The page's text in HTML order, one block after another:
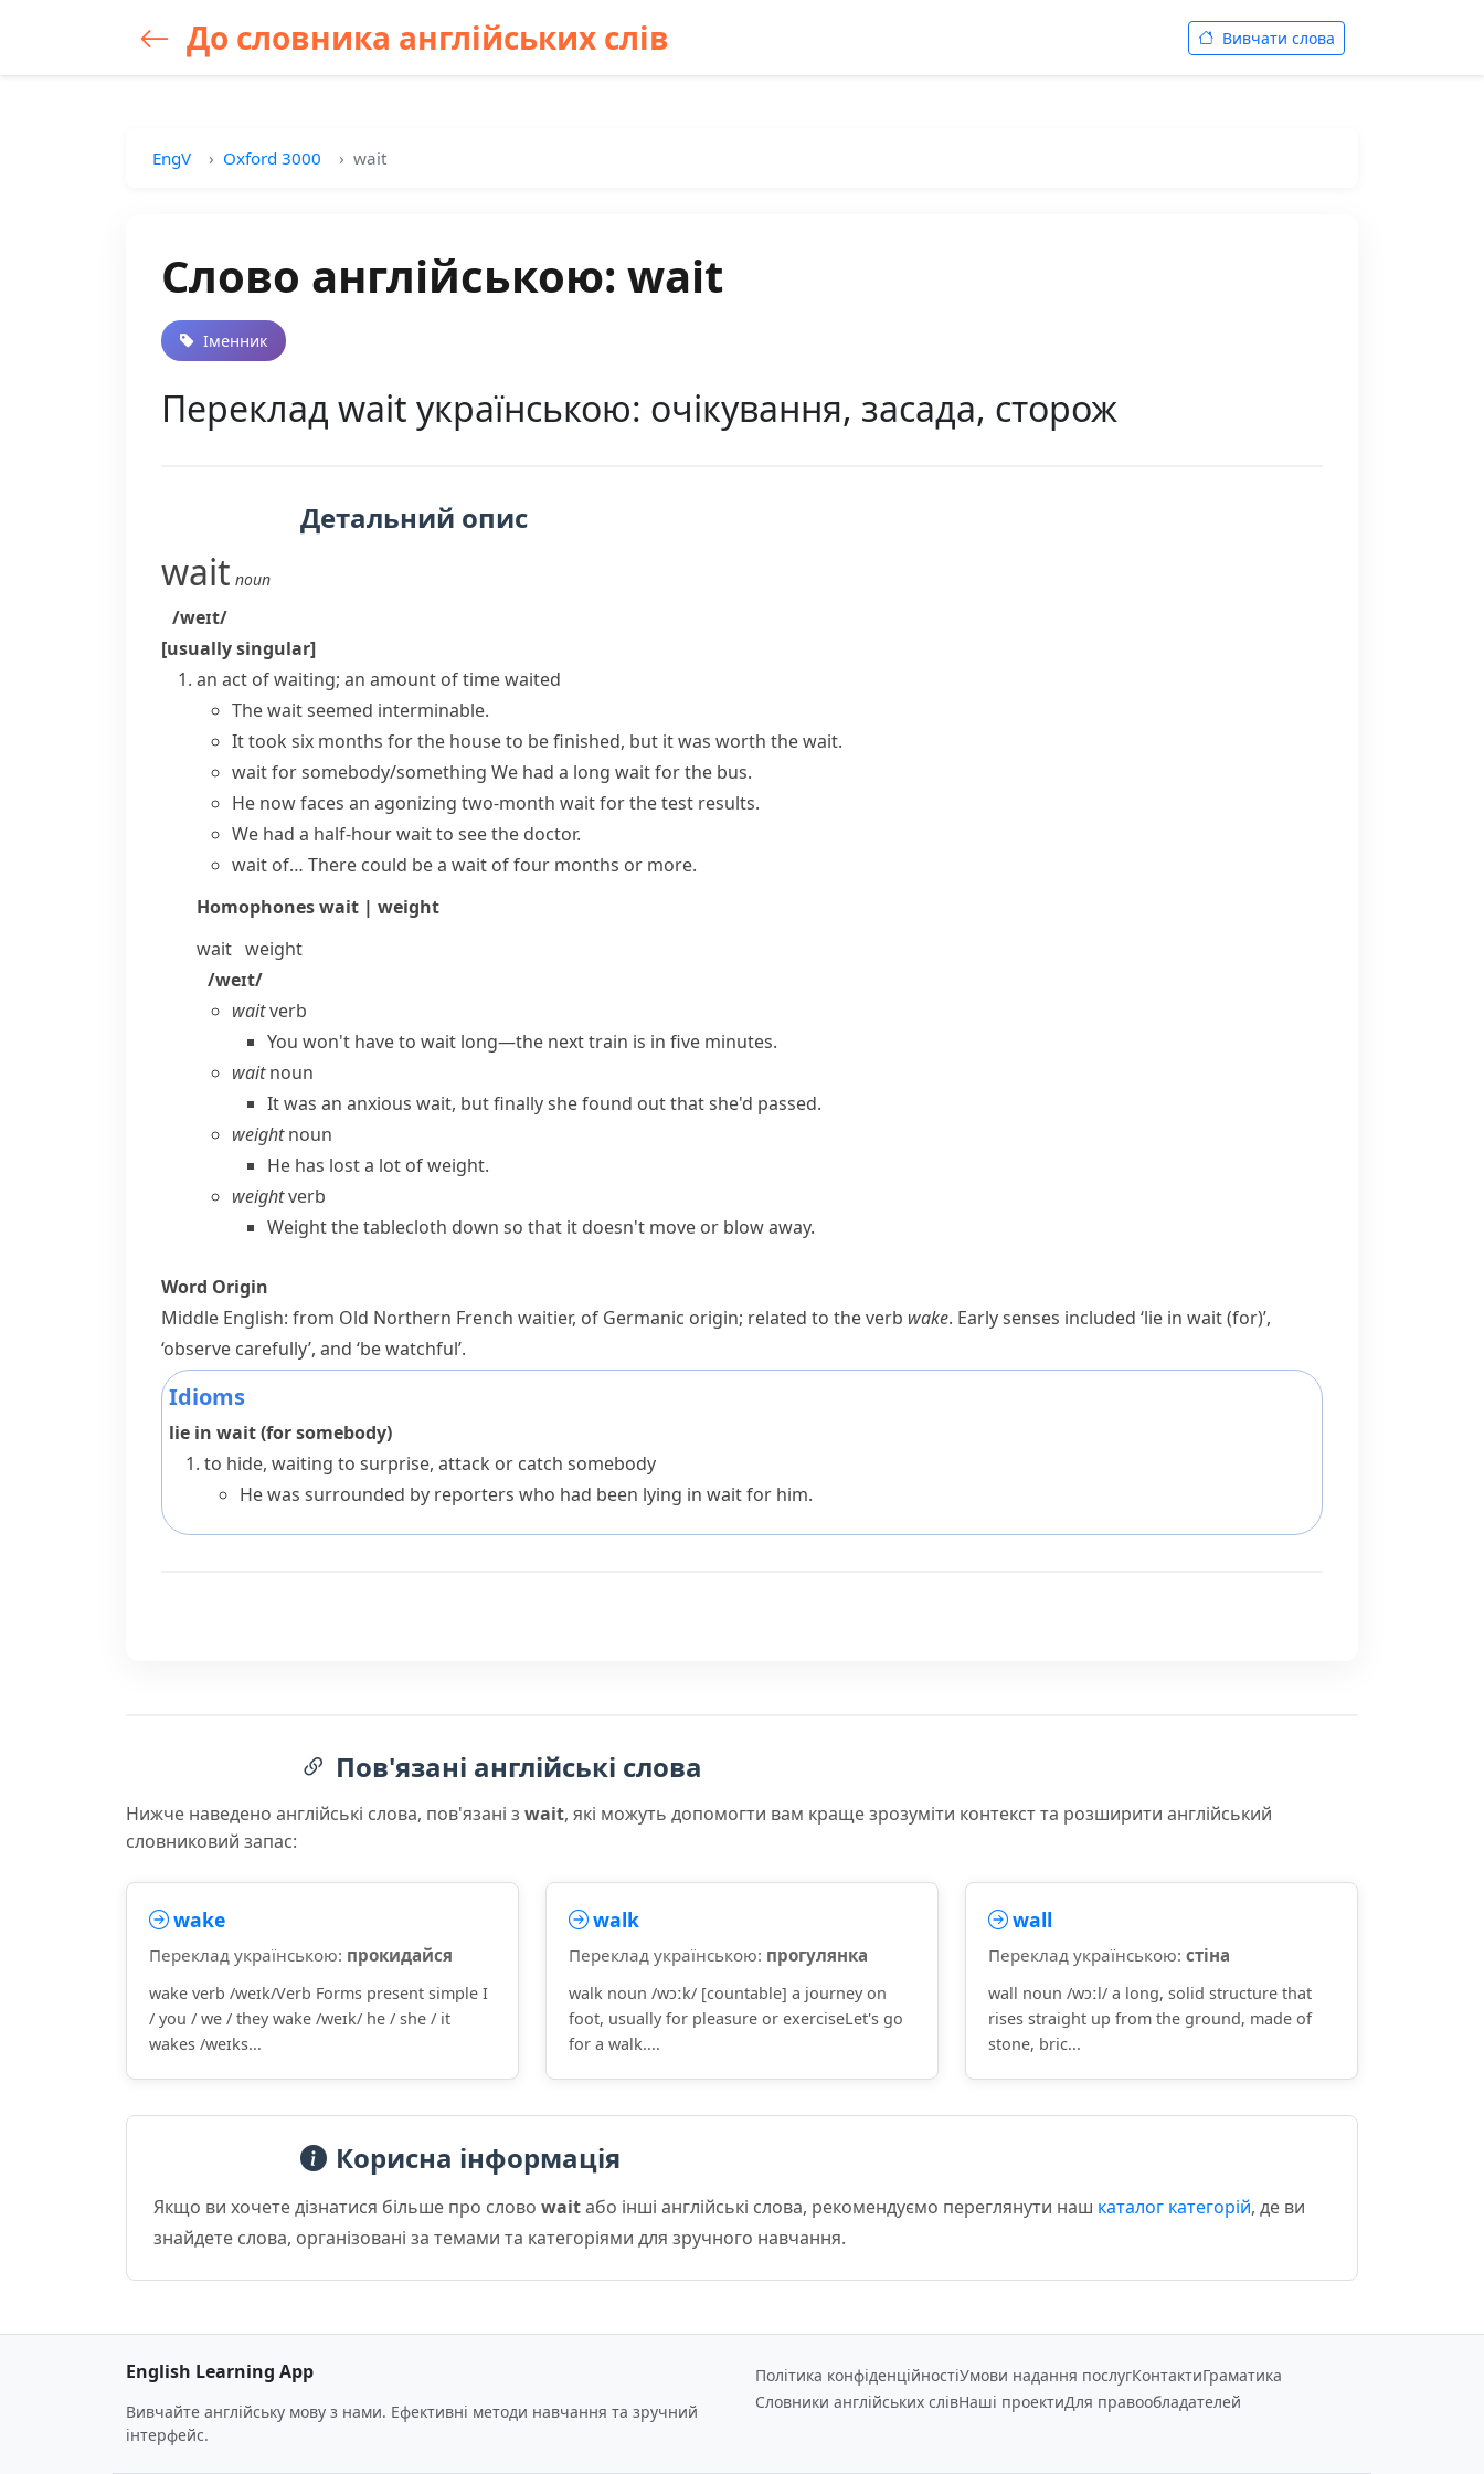
До словника англійських слів Вивчати слова
EngV Oxford 3000 wait
Слово англійською: wait
Іменник
Переклад wait українською: очікування, засада, сторож
Детальний опис
wait noun
/weɪt/
[usually singular]
an act of waiting; an amount of time waited
The wait seemed interminable.
It took six months for the house to be finished, but it was worth the wait.
wait for somebody/something We had a long waitfor the bus.
He now faces an agonizing two-month wait for the test results.
We had a half-hour wait to see the doctor.
wait of… There could be a wait of four months or more.
Homophoneswait | weight
wait weight
/weɪt/
waitverb
You won't have to wait long—the next train is in five minutes.
waitnoun
It was an anxious wait, but finally she found out that she'd passed.
weightnoun
He has lost a lot of weight.
weightverb
Weight the tablecloth down so that it doesn't move or blow away.
Word Origin
Middle English: from Old Northern French waitier, of Germanic origin; related to the verb wake. Early senses included ‘lie in wait (for)’,
‘observe carefully’, and ‘be watchful’.
Idioms
lie in wait (for somebody)
to hide, waiting to surprise, attack or catch somebody
He was surrounded by reporters who had been lying in wait for him.
Пов'язані англійські слова
Нижче наведено англійські слова, пов'язані з wait, які можуть допомогти вам краще зрозуміти контекст та розширити англійський
словниковий запас:
wake
Переклад українською: прокидайся
wake verb /weɪk/Verb Forms present simple I
/ you / we / they wake /weɪk/ he / she / it
wakes /weɪks...
walk
Переклад українською: прогулянка
walk noun /wɔːk/ [countable] a journey on
foot, usually for pleasure or exerciseLet's go
for a walk....
wall
Переклад українською: стіна
wall noun /wɔːl/ a long, solid structure that
rises straight up from the ground, made of
stone, bric...
Корисна інформація
Якщо ви хочете дізнатися більше про слово waitабо інші англійські слова, рекомендуємо переглянути наш каталог категорій, де ви
знайдете слова, організовані за темами та категоріями для зручного навчання.
English Learning App
Вивчайте англійську мову з нами. Ефективні методи навчання та зручний
інтерфейс.
Політика конфіденційностіУмови надання послугКонтактиГраматика
Словники англійських слівНаші проектиДля правообладателей